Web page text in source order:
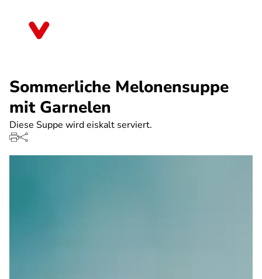
Sommerliche Melonensuppe
mit Garnelen
Diese Suppe wird eiskalt serviert.